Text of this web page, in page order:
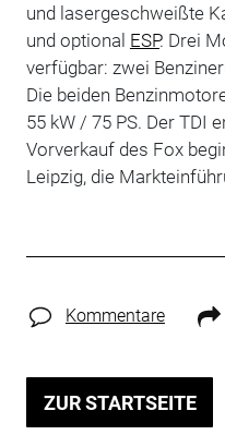
und lasergeschweißte
und optional ESP. Drei
verfügbar: zwei
Die beiden
55 kW / 75 PS. Der TDI
Vorverkauf des Fox
Leipzig, die
Kommentare
ZUR STARTSEITE